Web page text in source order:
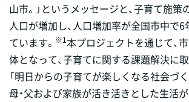
山市。」というメッセージと、子育て施策
人口が増加し、人口増加率が全国市中で
ています。 ※1本プロジェクトを通じて、市
体となって、子育てに関する課題解決に
「明日からの子育てが楽しくなる社会づく
母・父および家族が活き活きとした生活